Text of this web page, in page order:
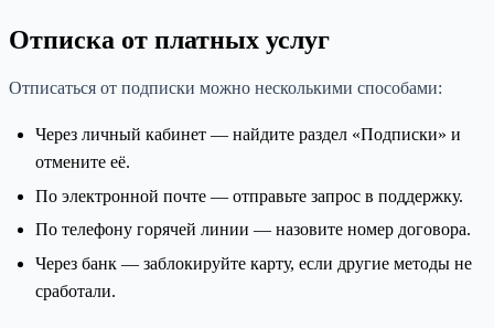
Отписка от платных услуг
Отписаться от подписки можно несколькими способами:
Через личный кабинет — найдите раздел «Подписки» и
отмените её.
По электронной почте — отправьте запрос в поддержку.
По телефону горячей линии — назовите номер договора.
Через банк — заблокируйте карту, если другие методы не
сработали.